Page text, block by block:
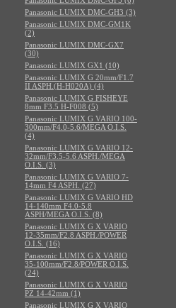
Panasonic LUMIX DMC-GH3 (3)
Panasonic LUMIX DMC-GM1K
(2)
Panasonic LUMIX DMC-GX7
(30)
Panasonic LUMIX GX1 (10)
Panasonic LUMIX G 20mm/F1.7
II ASPH.(H-H020A) (4)
Panasonic LUMIX G FISHEYE
8mm F3.5 H-F008 (5)
Panasonic LUMIX G VARIO 100-
300mm/F4.0-5.6/MEGA O.I.S.
(4)
Panasonic LUMIX G VARIO 12-
32mm/F3.5-5.6 ASPH./MEGA
O.I.S. (3)
Panasonic LUMIX G VARIO 7-
14mm F4 ASPH. (27)
Panasonic LUMIX G VARIO HD
14-140mm F4.0-5.8
ASPH/MEGA O.I.S. (8)
Panasonic LUMIX G X VARIO
12-35mm/F2.8 ASPH./POWER
O.I.S. (16)
Panasonic LUMIX G X VARIO
35-100mm/F2.8/POWER O.I.S.
(24)
Panasonic LUMIX G X VARIO
PZ 14-42mm (1)
Panasonic LUMIX G X VARIO